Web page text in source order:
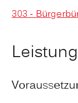
303 -